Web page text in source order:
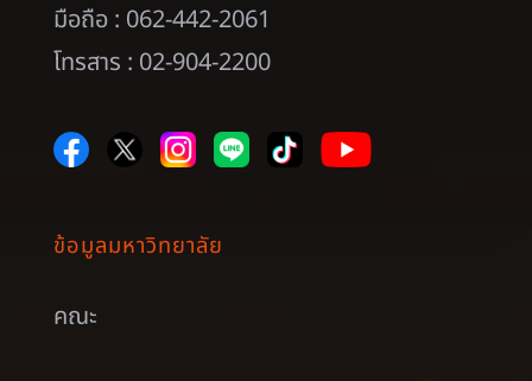
มือถือ : 062-442-2061
โทรสาร : 02-904-2200
ข้อมูลมหาวิทยาลัย
คณะ